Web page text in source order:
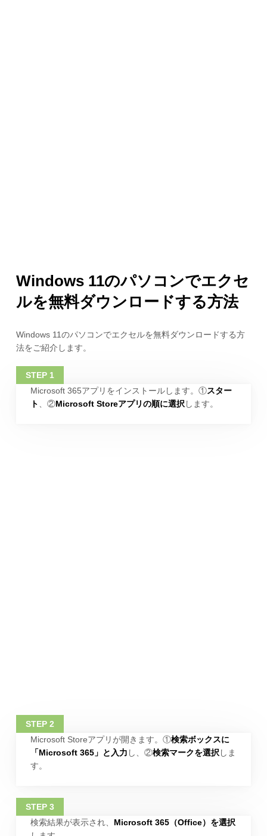
Windows 11のパソコンでエクセ
ルを無料ダウンロードする方法
Windows 11のパソコンでエクセルを無料ダウンロードする方
法をご紹介します。
Microsoft 365アプリをインストールします。①スター
ト 、②Microsoft Storeアプリの順に選択 します。
Microsoft Storeアプリが開きます。①検索ボックスに
「Microsoft 365」と入力 し、②検索マークを選択 しま
す。
検索結果が表示され、 Microsoft 365（Office）を選択